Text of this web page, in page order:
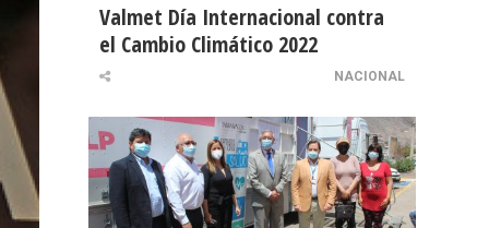
Valmet Día Internacional contra
el Cambio Climático 2022
NACIONAL